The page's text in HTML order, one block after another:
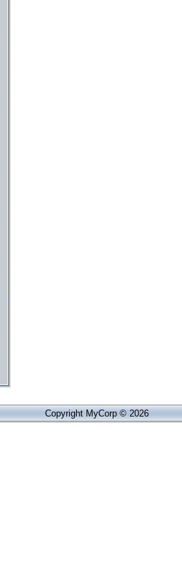
Copyright MyCorp © 2026